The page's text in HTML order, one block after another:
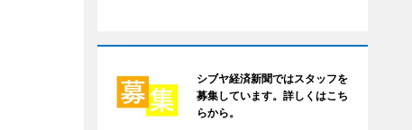
シブヤ経済新聞ではスタッフを
募集しています。詳しくはこち
らから。